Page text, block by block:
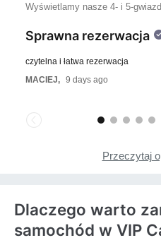
Wyświetlamy nasze 4- i 5-
Sprawna rezerwacja
czytelna i łatwa rezerwacja
MACIEJ, 9 days ago
Przeczytaj
Dlaczego warto
samochód w VIP